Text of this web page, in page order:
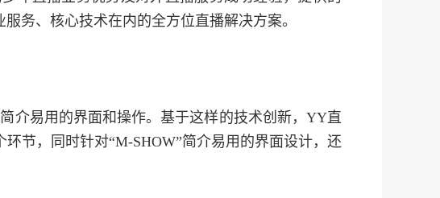
务、核心技术在内的全方位直播解决方案。
介易用的界面和操作。基于这样的技术创新，YY直
节，同时针对“M-SHOW”简介易用的界面设计，还